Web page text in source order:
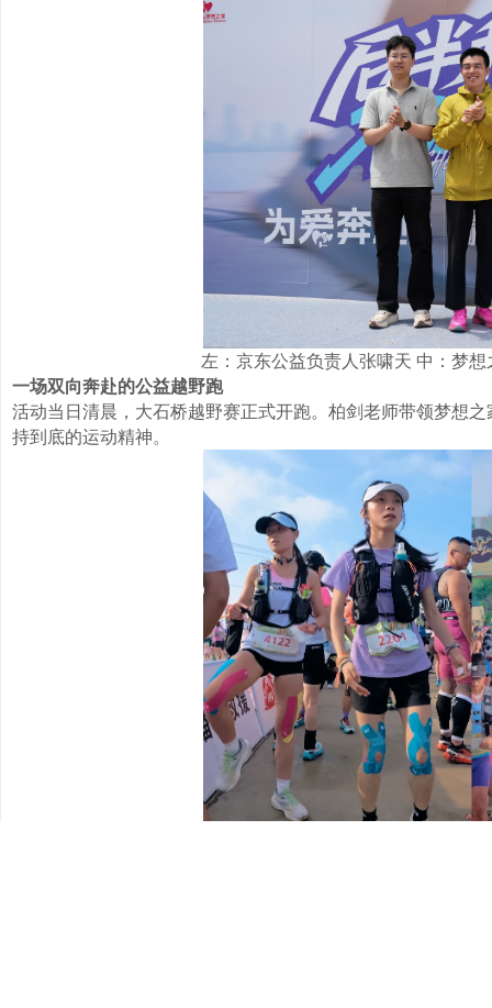
左：京东公益负责人张啸天 中：梦
一场双向奔赴的公益越野跑
活动当日清晨，大石桥越野赛正式开跑。柏剑老师带领梦想
持到底的运动精神。